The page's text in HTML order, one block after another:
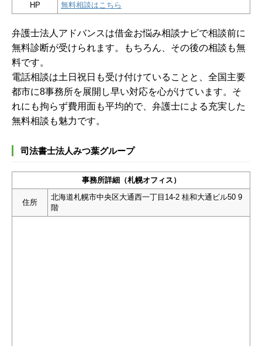
HP
無料相談はこちら
弁護士法人アドバンスは借金お悩み相談ナビで相談前に
無料診断が受けられます。もちろん、その後の相談も無
料です。
電話相談は土日祝日も受け付けていることと、全国主要
都市に8事務所を展開し早い対応を心がけています。そ
れにも拘らず費用面も平均的で、弁護士による充実した
無料相談も魅力です。
司法書士法人みつ葉グループ
事務所詳細（札幌オフィス）
住所
北海道札幌市中央区大通西一丁目14-2 桂和大通ビル50 9
階